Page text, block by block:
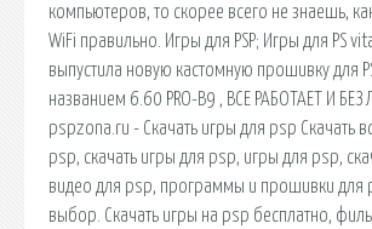
компьютеров, то скорее всего не знаешь,
WiFi правильно. Игры для PSP; Игры для PS
выпустила новую кастомную прошивку для
названием 6.60 PRO-B9 , ВСЕ РАБОТАЕТ И
pspzona.ru - Скачать игры для psp Скачать
psp, скачать игры для psp, игры для psp,
видео для psp, программы и прошивки для
выбор. Скачать игры на psp бесплатно,